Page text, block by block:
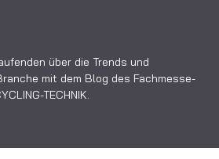
über die Trends und
mit dem Blog des Fachmesse-
TECHNIK.